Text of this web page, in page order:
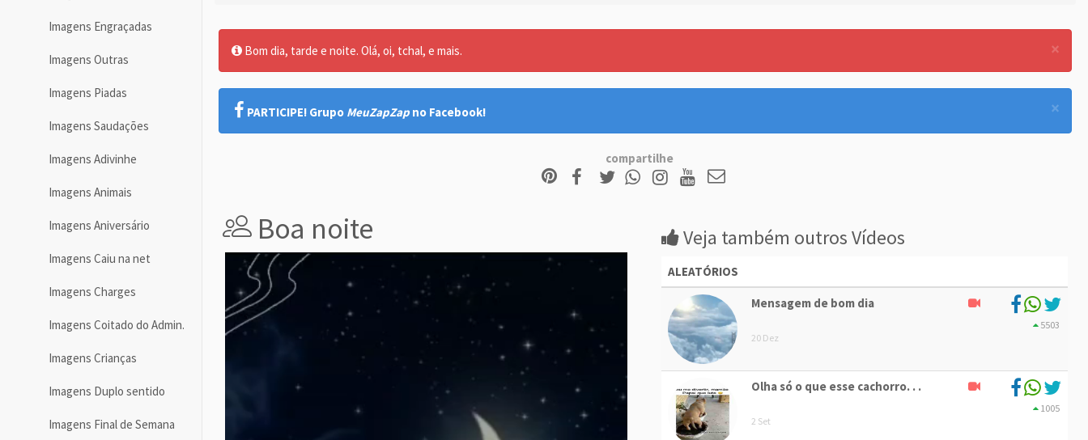
Imagens Engraçadas
Imagens Outras
Imagens Piadas
Imagens Saudações
Imagens Adivinhe
Imagens Animais
Imagens Aniversário
Imagens Caiu na net
Imagens Charges
Imagens Coitado do Admin.
Imagens Crianças
Imagens Duplo sentido
Imagens Final de Semana
×
Bom dia, tarde e noite. Olá, oi, tchal, e mais.
×
PARTICIPE! Grupo MeuZapZap no Facebook!
compartilhe
Boa noite Veja também outros Vídeos
ALEATÓRIOS
Mensagem de bom dia
20 Dez
5503
Olha só o que esse cachorro. . .
2 Set
1005